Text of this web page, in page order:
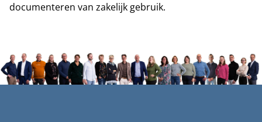
documenteren van zakelijk gebruik.